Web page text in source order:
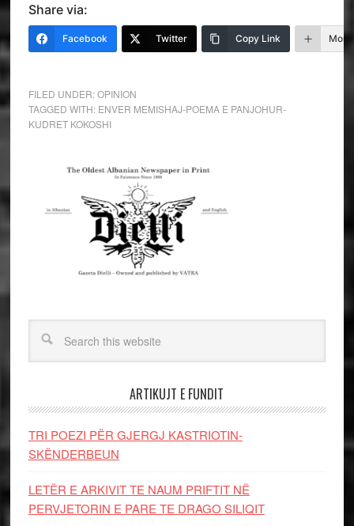
Share via:
Facebook Twitter Copy Link More
FILED UNDER:OPINION
TAGGED WITH: ENVER MEMISHAJ-POEMA E PANJOHUR-
KUDRET KOKOSHI
ARTIKUJT E FUNDIT
TRI POEZI PËR GJERGJ KASTRIOTIN-
SKËNDERBEUN
LETËR E ARKIVIT TE NAUM PRIFTIT NË
PERVJETORIN E PARE TE DRAGO SILIQIT